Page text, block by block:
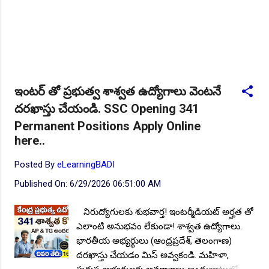
ఇంటర్ తో ప్రభుత్వ శాశ్వత ఉద్యోగాలు వెంటనే
దరఖాస్తు చేయండి. SSC Opening 341
Permanent Positions Apply Online
here..
Posted By eLearningBADI
Published On: 6/29/2026 06:51:00 AM
నిరుద్యోగులకు శుభవార్త! ఇంటర్మీడియట్ అర్హత తో
ఎలాంటి అనుభవం లేకుండా! శాశ్వత ఉద్యోగాలు.
భారతీయ అభ్యర్థులు (ఆంధ్రప్రదేశ్, తెలంగాణ)
దరఖాస్తు చేయడం మిస్ అవ్వకండి. మహిళా,